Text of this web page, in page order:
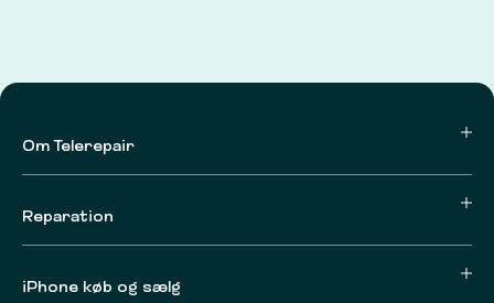
Om Telerepair
Reparation
iPhone køb og sælg